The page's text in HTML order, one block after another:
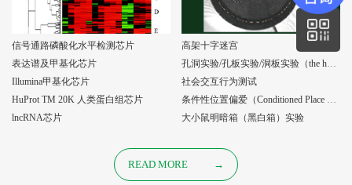
信号通路磷酸化水平检测芯片
表达谱及甲基化芯片
Illumina甲基化芯片
HuProt TM 20K 人类蛋白组芯片
lncRNA芯片
高架十字迷宫
孔洞实验/孔板实验/洞板实验（the holeboard test）
社会交互行为测试
条件性位置偏爱（Conditioned Place Preference, CPP）实验
大小鼠明暗箱（黑白箱）实验
READ MORE →